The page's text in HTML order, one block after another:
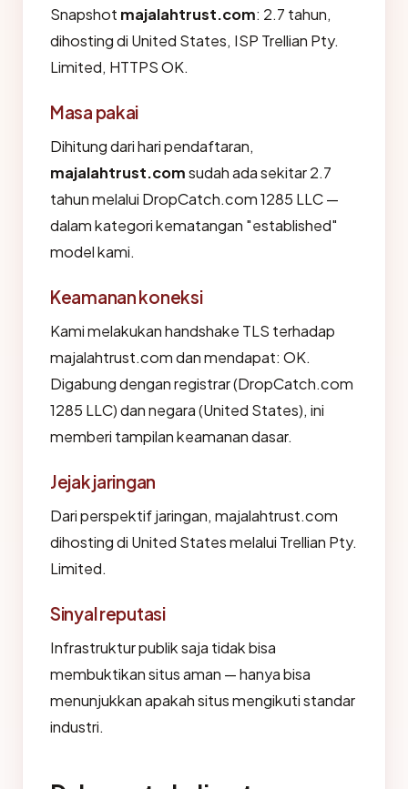
Snapshot majalahtrust.com: 2.7 tahun,
dihosting di United States, ISP Trellian Pty.
Limited, HTTPS OK.
Masa pakai
Dihitung dari hari pendaftaran,
majalahtrust.comsudah ada sekitar 2.7
tahun melalui DropCatch.com 1285 LLC —
dalam kategori kematangan "established"
model kami.
Keamanan koneksi
Kami melakukan handshake TLS terhadap
majalahtrust.com dan mendapat: OK.
Digabung dengan registrar (DropCatch.com
1285 LLC) dan negara (United States), ini
memberi tampilan keamanan dasar.
Jejak jaringan
Dari perspektif jaringan, majalahtrust.com
dihosting di United States melalui Trellian Pty.
Limited.
Sinyal reputasi
Infrastruktur publik saja tidak bisa
membuktikan situs aman — hanya bisa
menunjukkan apakah situs mengikuti standar
industri.